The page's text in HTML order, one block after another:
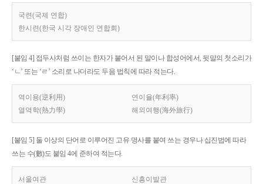
국련(국제 연합)
한시련(한국 시각 장애인 연합회)
[붙임 4] 접두사처럼 쓰이는 한자가 붙어서 된 말이나 합성어에서, 뒷말의 첫소리가
‘ㄴ’ 또는 ‘ㄹ’ 소리로 나더라도 두음 법칙에 따라 적는다.
역이용(逆利用)
연이율(年利率)
열역학(熱力學)
해외여행(海外旅行)
[붙임 5] 둘 이상의 단어로 이루어진 고유 명사를 붙여 쓰는 경우나 십진법에 따라
쓰는 수(數)도 붙임 4에 준하여 적는다.
서울여관 신흥이발관